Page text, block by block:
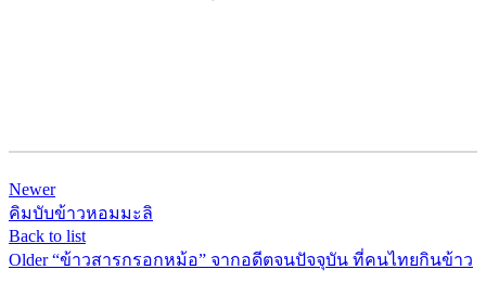
Newer
คิมบับข้าวหอมมะลิ
Back to list
Older “ข้าวสารกรอกหม้อ” จากอดีตจนปัจจุบัน ที่คนไทยกินข้าว